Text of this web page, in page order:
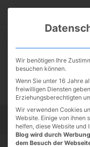
Startseite Tipps
Wir benötigen Ihre
besuchen können.
Wenn Sie unter 16 Jahre
freiwilligen Diensten
Erziehungsberechtigten
Wir verwenden Cookies
Website. Einige von ihnen
helfen, diese Website und
Blog wird durch
dem Besuch der